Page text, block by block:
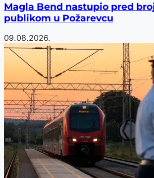
Magla Bend nastupio pred
publikom u Požarevcu
09.08.2026.